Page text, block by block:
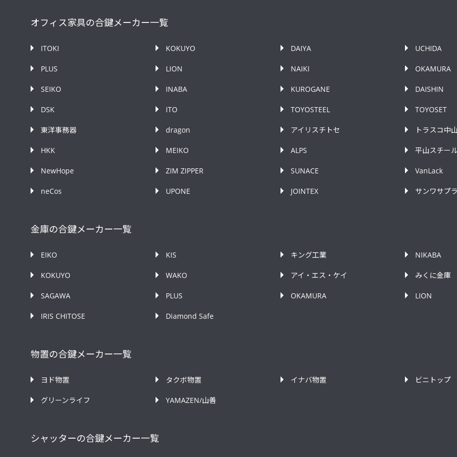
オフィス家具の合鍵メーカー一覧
ITOKI KOKUYO DAIYA UCHIDA
PLUS LION NAIKI OKAMURA
SEIKO INABA KUROGANE DAISHIN
DSK ITO TOYOSTEEL TOYOSET
東洋事務器 dragon アイリスチトセ トラスコ中山
HKK MEIKO ALPS 平山スチー
NewHope ZIM ZIPPER SUNACE VanLack
neCos UPONE JOINTEX サンワサプ
金庫の合鍵メーカー一覧
EIKO KIS キング工業 NIKABA
KOKUYO WAKO アイ・エス・ケイ みくに金庫
SAGAWA PLUS OKAMURA LION
IRIS CHITOSE Diamond Safe
物置の合鍵メーカー一覧
ヨド物置 タクボ物置 イナバ物置 ビニトップ
グリーンライフ YAMAZEN/山善
シャッターの合鍵メーカー一覧